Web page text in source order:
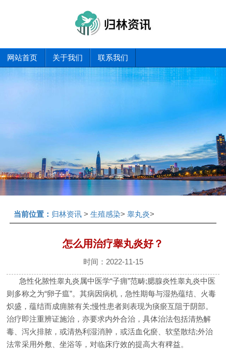
网站首页 关于我们 联系我们
当前位置： 归林资讯> 生殖感染> 睾丸炎>
怎么用治疗睾丸炎好？
时间：2022-11-15
急性化脓性睾丸炎属中医学“子痈”范畴;腮腺炎性睾丸炎中医
则多称之为“卵子瘟”。其病因病机，急性期每与湿热蕴结、火毒
炽盛，蕴结而成痈脓有关;慢性患者则表现为痰瘀互阻于阴部。
治疗即注重辨证施治，亦要求内外合治，具体治法包括清热解
毒、泻火排脓，或清热利湿消肿，或活血化瘀、软坚散结;外治
法常采用外敷、坐浴等，对临床疗效的提高大有稗益。